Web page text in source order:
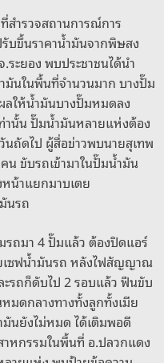
สำรวจสถานการณ์การ
บขึ้นราคาน้ำมันจากพิษสง
ะยอง พบประชาชนได้นำ
นในพื้นที่จำนวนมาก บางปั๊ม
ลให้น้ำมันบางปั๊มหมดลง
ท่านั้น ปั๊มน้ำมันหลายแห่งต้อง
นถัดไป ผู้สื่อข่าวพบนายสุเทพ
น ขับรถเข้ามาในปั๊มน้ำมัน
น้าแยกมาบเตย
นรถ
รถมา 4 ปั๊มแล้ว ต้องปิดแอร์
เซฟน้ำมันรถ หลังไฟสัญญาณ
รถก็ดับไป 2 รอบแล้ว ฟืนขับ
มดกลางทางทั้งลูกทั้งเมีย
นยังไม่หมด ได้เติมพอดี
หกรรมในพื้นที่ อ.ปลวกแดง